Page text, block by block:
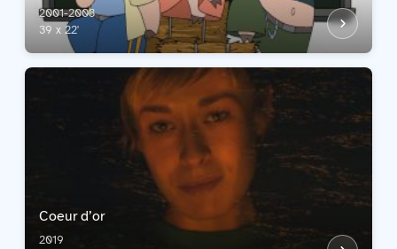
2001-2003
39 x 22'
Coeur d’or
2019